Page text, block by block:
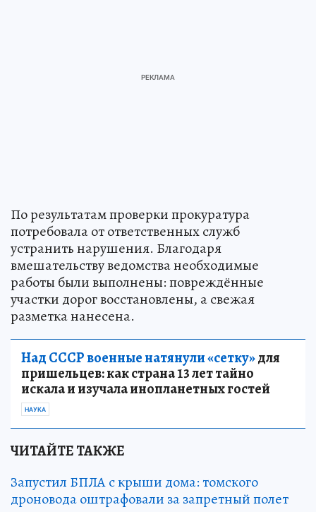
По результатам проверки прокуратура
потребовала от ответственных служб
устранить нарушения. Благодаря
вмешательству ведомства необходимые
работы были выполнены: повреждённые
участки дорог восстановлены, а свежая
разметка нанесена.
Над СССР военные натянули «сетку»для
пришельцев: как страна 13 лет тайно
искала и изучала инопланетных гостей
НАУКА
ЧИТАЙТЕ ТАКЖЕ
Запустил БПЛА с крыши дома: томского
дроновода оштрафовали за запретный полет